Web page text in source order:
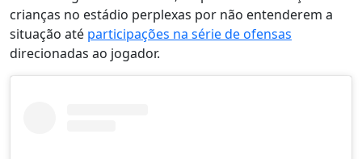
crianças no estádio perplexas por não entenderem a
situação até participações na série de ofensas
direcionadas ao jogador.